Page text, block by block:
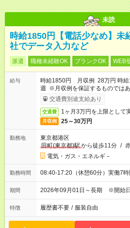
未読
時給1850円【電話少なめ】
社でデータ入力など
派遣 職種未経験OK ブランクOK WEB
給与
時給1850円 月収例 28万円 時給
週 ※月収例を保証するものでは
ービス利用可（利用条件有）
交通費別途支給あり
交通費 1ヶ月3万円を上限として
月収例 25～30万円
勤務地
東京都港区
田町(東京都)駅から徒歩11分 /
電気・ガス・エネルギ－
勤務時間 08:40-17:20（休憩60分）実働7時
期間 2026年09月01日～長期 ※開始
特徴 履歴書不要 / 服装自由